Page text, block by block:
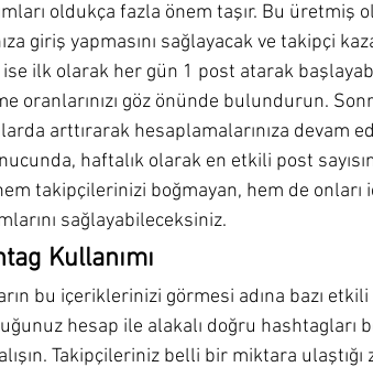
oldukça fazla önem taşır. Bu üretmiş
giriş yapmasını sağlayacak ve takipçi
ise ilk olarak her gün 1 post atarak
oranlarınızı göz önünde bulundurun.
arttırarak hesaplamalarınıza devam
haftalık olarak en etkili post
takipçilerinizi boğmayan, hem de
sağlayabileceksiniz.
Kullanımı
bu içeriklerinizi görmesi adına bazı etkili
hesap ile alakalı doğru hashtagları
Takipçileriniz belli bir miktara